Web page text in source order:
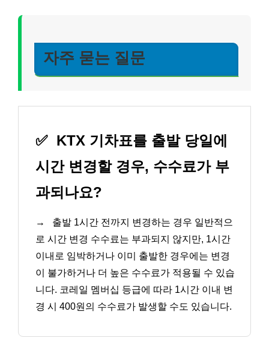
자주 묻는 질문
✅ KTX 기차표를 출발 당일에
시간 변경할 경우, 수수료가 부
과되나요?
→
출발 1시간 전까지 변경하는 경우 일반적으
로 시간 변경 수수료는 부과되지 않지만, 1시간
이내로 임박하거나 이미 출발한 경우에는 변경
이 불가하거나 더 높은 수수료가 적용될 수 있습
니다. 코레일 멤버십 등급에 따라 1시간 이내 변
경 시 400원의 수수료가 발생할 수도 있습니다.